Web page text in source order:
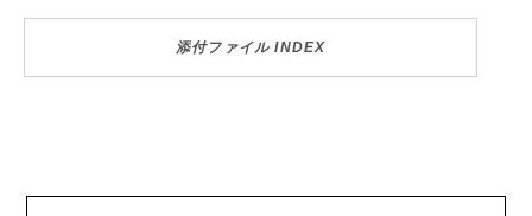
添付ファイル INDEX